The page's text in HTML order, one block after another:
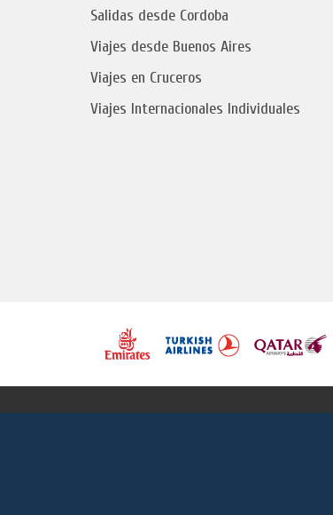
Salidas desde Cordoba
Viajes desde Buenos Aires
Viajes en Cruceros
Viajes Internacionales Individuales